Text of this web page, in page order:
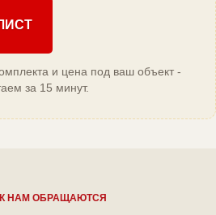
и цена под ваш объект -
за 15 минут.
К НАМ ОБРАЩАЮТСЯ